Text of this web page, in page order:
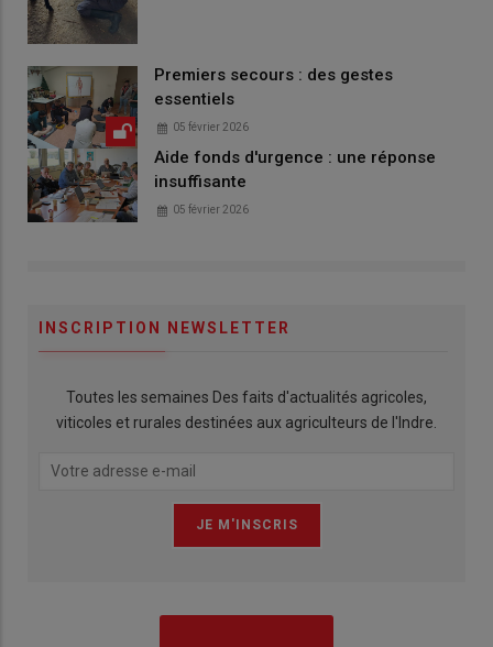
Premiers secours : des gestes
essentiels
05 février 2026
Aide fonds d'urgence : une réponse
insuffisante
05 février 2026
INSCRIPTION NEWSLETTER
Toutes les semaines Des faits d'actualités agricoles,
viticoles et rurales destinées aux agriculteurs de l'Indre.